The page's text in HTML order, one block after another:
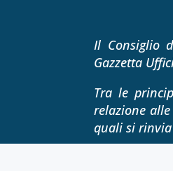
Il Consiglio
Gazzetta
Tra le
relazione
quali si